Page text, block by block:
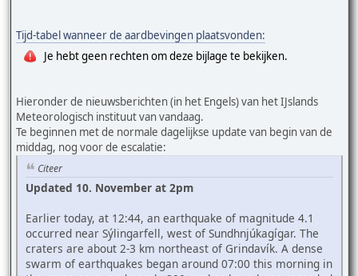
Tijd-tabel wanneer de aardbevingen plaatsvonden:
Je hebt geen rechten om deze bijlage te bekijken.
Hieronder de nieuwsberichten (in het Engels) van het IJslands
Meteorologisch instituut van vandaag.
Te beginnen met de normale dagelijkse update van begin van de
middag, nog voor de escalatie:
Citeer
Updated 10. November at 2pm
Earlier today, at 12:44, an earthquake of magnitude 4.1
occurred near Sýlingarfell, west of Sundhnjúkagígar. The
craters are about 2-3 km northeast of Grindavík. A dense
swarm of earthquakes began around 07:00 this morning in